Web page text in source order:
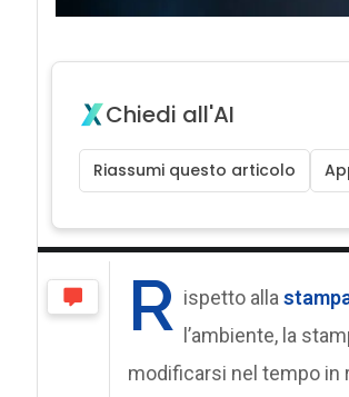
Chiedi all'AI
Riassumi questo articolo
R ispetto alla
l’ambiente, la
modificarsi nel tempo in